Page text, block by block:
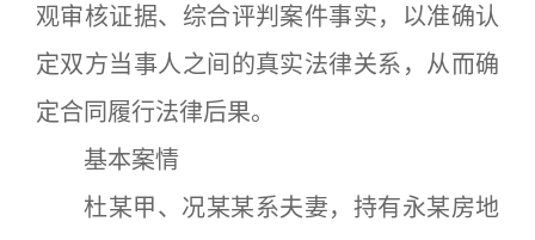
观审核证据、综合评判案件事实，以准确认
定双方当事人之间的真实法律关系，从而确
定合同履行法律后果。
基本案情
杜某甲、况某某系夫妻，持有永某房地